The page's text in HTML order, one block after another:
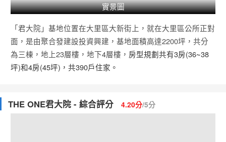
實景圖
「君大院」基地位置在大里區大新街上，就在大里區公所正對
面，是由聚合發建設投資興建，基地面積高達2200坪，共分
為三棟，地上23層樓，地下4層樓， 房型規劃共有3房(36~38
坪)和4房(45坪)，共390戶住家。
THE ONE君大院 - 綜合評分 4.20分/5分